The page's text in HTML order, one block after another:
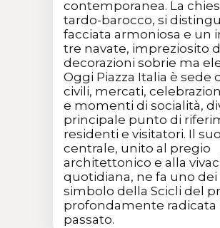
contemporanea. La
tardo-barocco, si
facciata armoniosa e un
tre navate, impreziosito
decorazioni sobrie ma
Oggi Piazza Italia è sede
civili, mercati,
e momenti di socialità,
principale punto di
residenti e visitatori. Il
centrale, unito al pregio
architettonico e alla
quotidiana, ne fa uno
simbolo della Scicli del
profondamente radicata
passato.